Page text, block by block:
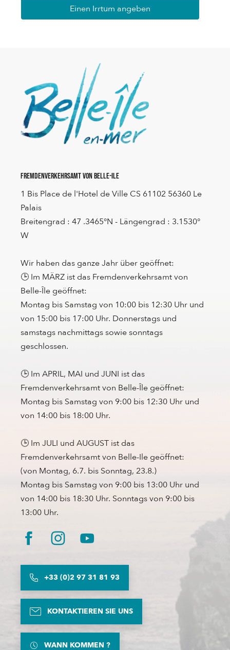
Einen Irrtum angeben
Fremdenverkehrsamt von Belle-Ile
1 Bis Place de l'Hotel de Ville CS 61102 56360 Le
Palais
Breitengrad : 47 .3465°N - Längengrad : 3.1530°
W
Wir haben das ganze Jahr über geöffnet:
🕒 Im MÄRZ ist das Fremdenverkehrsamt von
Belle-Île geöffnet:
Montag bis Samstag von 10:00 bis 12:30 Uhr und
von 15:00 bis 17:00 Uhr. Donnerstags und
samstags nachmittags sowie sonntags
geschlossen.
🕒 Im APRIL, MAI und JUNI ist das
Fremdenverkehrsamt von Belle-Île geöffnet:
Montag bis Samstag von 9:00 bis 12:30 Uhr und
von 14:00 bis 18:00 Uhr.
🕒 Im JULI und AUGUST ist das
Fremdenverkehrsamt von Belle-Ile geöffnet:
(von Montag, 6.7. bis Sonntag, 23.8.)
Montag bis Samstag von 9:00 bis 13:00 Uhr und
von 14:00 bis 18:30 Uhr. Sonntags von 9:00 bis
13:00 Uhr.
+33 (0)2 97 31 81 93
KONTAKTIEREN SIE UNS
WANN KOMMEN ?